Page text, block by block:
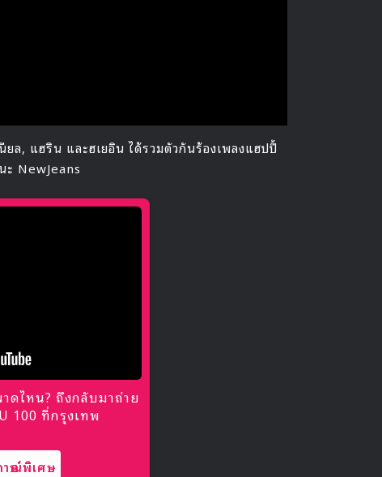
ล, แฮริน และฮเยอิน ได้รวมตัวกันร้องเพลงแฮปปี้
ะ NewJeans
ดไหน? ถึงกลับมาถ่าย
100 ที่กรุงเทพ
ณ์พิเศษ